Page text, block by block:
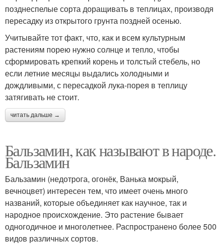
позднеспелые сорта доращивать в теплицах, производя
пересадку из открытого грунта поздней осенью.
Учитывайте тот факт, что, как и всем культурным
растениям порею нужно солнце и тепло, чтобы
сформировать крепкий корень и толстый стебель, но
если летние месяцы выдались холодными и
дождливыми, с пересадкой лука-порея в теплицу
затягивать не стоит.
читать дальше →
Бальзамин, как называют в народе.
Бальзамин
Бальзамин (недотрога, огонёк, Ванька мокрый,
вечноцвет) интересен тем, что имеет очень много
названий, которые объединяет как научное, так и
народное происхождение. Это растение бывает
одногодичное и многолетнее. Распространено более 500
видов различных сортов.